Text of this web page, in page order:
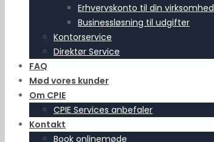
Erhvervskonto til din virksomhed
Businessløsning til udgifter
Kontorservice
Direktør Service
FAQ
Mød vores kunder
Om CPIE
CPIE Services anbefaler
Kontakt
Book onlinemøde